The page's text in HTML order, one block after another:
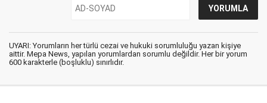
UYARI: Yorumların her türlü cezai ve hukuki sorumluluğu yazan kişiye
aittir. Mepa News, yapılan yorumlardan sorumlu değildir. Her bir yorum
600 karakterle (boşluklu) sınırlıdır.